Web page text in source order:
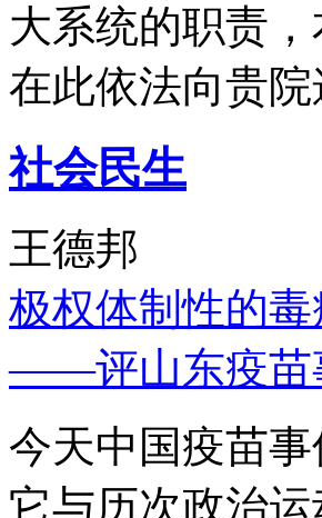
大系统的职责
在此依法向贵
社会民生
王德邦
极权体制性的毒
——评山东疫苗
今天中国疫苗
它与历次政治